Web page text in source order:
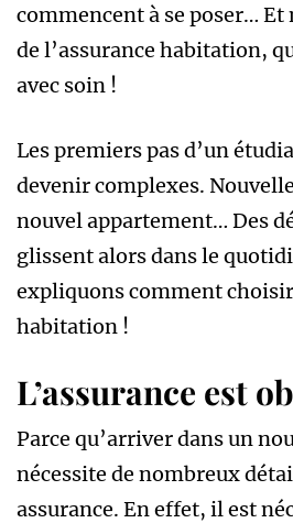
commencent à se poser…
de l’assurance habitation,
avec soin !
Les premiers pas d’un
devenir complexes.
nouvel appartement… Des
glissent alors dans le
expliquons comment
habitation !
L’assurance est
Parce qu’arriver dans un
nécessite de nombreux
assurance. En effet, il est